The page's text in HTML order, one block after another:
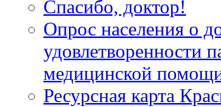
Спасибо, доктор!
Опрос населения о
удовлетворенности
медицинской
Ресурсная карта